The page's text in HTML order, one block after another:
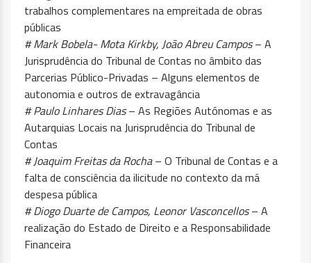
trabalhos complementares na empreitada de obras
públicas
# Mark Bobela- Mota Kirkby, João Abreu Campos– A
Jurisprudência do Tribunal de Contas no âmbito das
Parcerias Público-Privadas – Alguns elementos de
autonomia e outros de extravagância
# Paulo Linhares Dias– As Regiões Autónomas e as
Autarquias Locais na Jurisprudência do Tribunal de
Contas
# Joaquim Freitas da Rocha– O Tribunal de Contas e a
falta de consciência da ilicitude no contexto da má
despesa pública
# Diogo Duarte de Campos, Leonor Vasconcellos– A
realização do Estado de Direito e a Responsabilidade
Financeira